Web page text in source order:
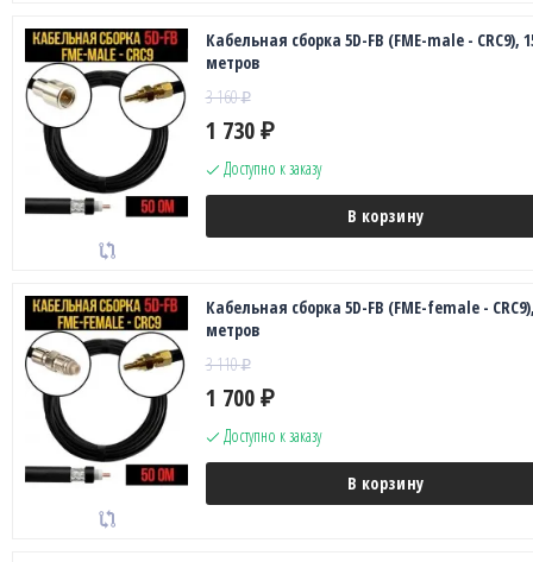
Кабельная сборка 5D-FB (FME-male - CRC9),
метров
3 160₽
1 730 ₽
Доступно к заказу
В корзину
Кабельная сборка 5D-FB (FME-female -
метров
3 110₽
1 700 ₽
Доступно к заказу
В корзину